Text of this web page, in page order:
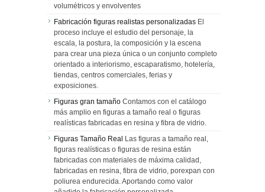
volumétricos y envolventes
Fabricación figuras realistas personalizadas El
proceso incluye el estudio del personaje, la
escala, la postura, la composición y la escena
para crear una pieza única o un conjunto completo
orientado a interiorismo, escaparatismo, hotelería,
tiendas, centros comerciales, ferias y
exposiciones.
Figuras gran tamaño Contamos con el catálogo
más amplio en figuras a tamaño real o figuras
realísticas fabricadas en resina y fibra de vidrio.
Figuras Tamaño Real Las figuras a tamaño real,
figuras realísticas o figuras de resina están
fabricadas con materiales de máxima calidad,
fabricadas en resina, fibra de vidrio, porexpan con
poliurea endurecida. Aportando como valor